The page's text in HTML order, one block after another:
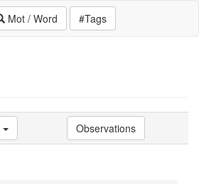
Mot / Word #Tags
Observations